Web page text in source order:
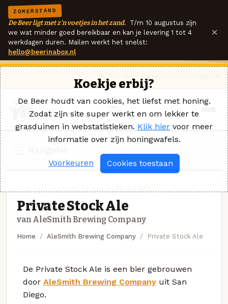
ZOMERSTAND
De Beer ligt met z'n voetjes in het zand. T/m 10 augustus zijn
we wat minder goed bereikbaar en kan je levering 1 tot 4
werkdagen duren. Mailen werkt het snelst:
hello@beerinabox.nl
×
Private Stock Ale
van AleSmith Brewing Company
Home AleSmith Brewing Company Private Stock Ale
De Private Stock Ale is een bier gebrouwen
door AleSmith Brewing Company uit San
Diego.
Koekje erbij?
De Beer houdt van cookies, het liefst met honing.
Zodat zijn site super werkt en om lekker te
grasduinen in webstatistieken. Klik hier voor meer
informatie over zijn honingwafels.
Voorkeuren Cookies toestaan